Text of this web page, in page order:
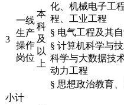
3
一线
生产
操作
岗位
本
科
及
以
上
化、机械电子工
程、工业工程
§ 电气工程及其
§ 计算机科学与
科学与大数据技
动力工程
§ 思想政治教育
小计